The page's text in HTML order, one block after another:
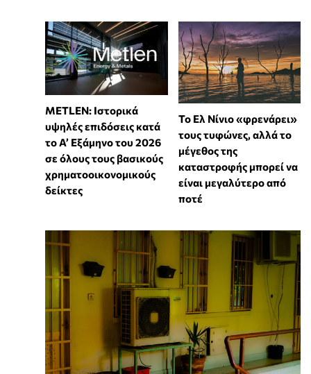
METLEN: Ιστορικά
υψηλές επιδόσεις κατά
το Α’ Εξάμηνο του 2026
σε όλους τους βασικούς
χρηματοοικονομικούς
δείκτες
Το Ελ Νίνιο «φρενάρει»
τους τυφώνες, αλλά το
μέγεθος της
καταστροφής μπορεί να
είναι μεγαλύτερο από
ποτέ